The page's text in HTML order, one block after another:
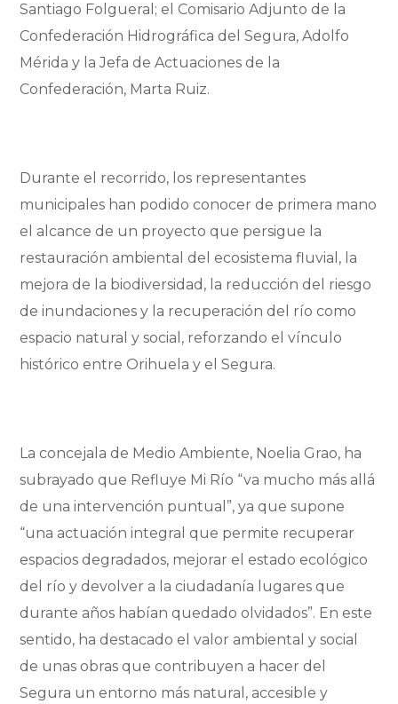
Santiago Folgueral; el Comisario Adjunto de la
Confederación Hidrográfica del Segura, Adolfo
Mérida y la Jefa de Actuaciones de la
Confederación, Marta Ruiz.
Durante el recorrido, los representantes
municipales han podido conocer de primera mano
el alcance de un proyecto que persigue la
restauración ambiental del ecosistema fluvial, la
mejora de la biodiversidad, la reducción del riesgo
de inundaciones y la recuperación del río como
espacio natural y social, reforzando el vínculo
histórico entre Orihuela y el Segura.
La concejala de Medio Ambiente, Noelia Grao, ha
subrayado que Refluye Mi Río “va mucho más allá
de una intervención puntual”, ya que supone
“una actuación integral que permite recuperar
espacios degradados, mejorar el estado ecológico
del río y devolver a la ciudadanía lugares que
durante años habían quedado olvidados”. En este
sentido, ha destacado el valor ambiental y social
de unas obras que contribuyen a hacer del
Segura un entorno más natural, accesible y